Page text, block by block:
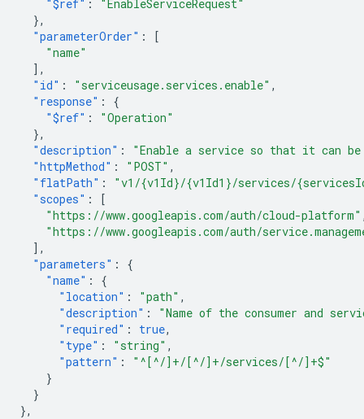
"$ref" :
"EnableServiceRequest"
},
"parameterOrder" :
[
"name"
],
"id" : "serviceusage.services.enable" ,
"response" :
{
"$ref" :
"Operation"
},
"description" :
"Enable a service so that it can
"httpMethod" : "POST" ,
"flatPath" :
"v1/{v1Id}/{v1Id1}/services/
"scopes" :
[
"https://www.googleapis.com/auth/cloud-platform"
"https://www.googleapis.com/auth/
],
"parameters" :
{
"name" :
{
"location" : "path" ,
"description" :
"Name of the consumer and
"required" : true,
"type" : "string" ,
"pattern" :
"^[^/]+/[^/]+/services/[^/]+$"
}
}
},